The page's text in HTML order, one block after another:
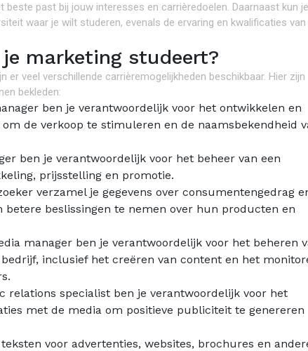
beste past bij jouw interesses en carrièredoelen. Daarnaast kun
waar je wilt studeren, evenals de ervaring en kwalificaties van
marketing studeert?
veel verschillende carrièremogelijkheden beschikbaar. Hier zijn
bekleden:
ben je verantwoordelijk voor het ontwikkelen en
de verkoop te stimuleren en de naamsbekendheid
ben je verantwoordelijk voor het beheer van een
prijsstelling en promotie.
verzamel je gegevens over consumentengedrag
beslissingen te nemen over hun producten en
manager ben je verantwoordelijk voor het beheren
inclusief het creëren van content en het
relations specialist ben je verantwoordelijk voor het
met de media om positieve publiciteit te genereren
voor advertenties, websites, brochures en